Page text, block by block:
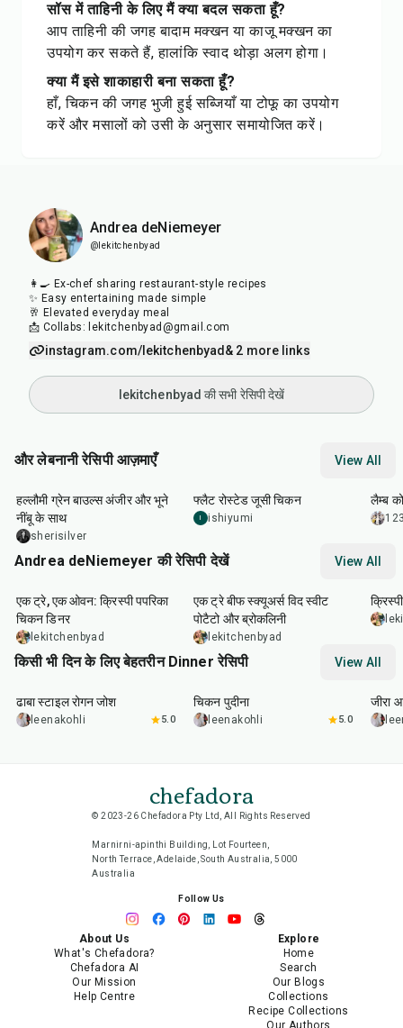
सॉस में ताहिनी के लिए मैं क्या बदल सकता हूँ?
आप ताहिनी की जगह बादाम मक्खन या काजू मक्खन का
उपयोग कर सकते हैं, हालांकि स्वाद थोड़ा अलग होगा।
क्या मैं इसे शाकाहारी बना सकता हूँ?
हाँ, चिकन की जगह भुजी हुई सब्जियाँ या टोफू का उपयोग
करें और मसालों को उसी के अनुसार समायोजित करें।
Andrea deNiemeyer
@lekitchenbyad
👩‍🍳 Ex-chef sharing restaurant-style recipes
✨ Easy entertaining made simple
🥂 Elevated everyday meal
📩 Collabs: lekitchenbyad@gmail.com
instagram.com/lekitchenbyad & 2 more links
lekitchenbyad की सभी रेसिपी देखें
और लेबनानी रेसिपी आज़माएँ View All
40
हल्लौमी ग्रेन बाउल्स अंजीर और भूने
नींबू के साथ
sherisilver
फ्लैट रोस्टेड जूसी चिकन
I ishiyumi
लैम्ब
Andrea deNiemeyer की रेसिपी देखें View All
एक ट्रे, एक ओवन: क्रिस्पी पपरिका
चिकन डिनर
lekitchenbyad
45min
एक ट्रे बीफ स्क्यूअर्स विद स्वीट
पोटैटो और ब्रोकलिनी
lekitchenbyad
किसी भी दिन के लिए बेहतरीन Dinner रेसिपी View All
1 min
ढाबा स्टाइल रोगन जोश
leenakohli 5.0
15
चिकन पुदीना
leenakohli 5.0
जीरा
chefadora
© 2023-26 Chefadora Pty Ltd, All Rights Reserved
Marnirni-apinthi Building, Lot Fourteen,
North Terrace, Adelaide, South Australia, 5000
Australia
Follow Us
About Us
What's Chefadora?
Chefadora AI
Our Mission
Help Centre
Explore
Home
Search
Our Blogs
Collections
Recipe Collections
Our Authors